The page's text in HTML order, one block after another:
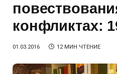
конфликтах:
01.03.2016 12 МИН ЧТЕНИЕ